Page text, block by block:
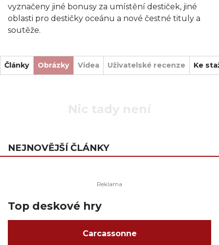
vyznačeny jiné bonusy za umístění destiček, jiné
oblasti pro destičky oceánu a nové čestné tituly a
soutěže.
Články Obrázky Videa Uživatelské recenze Ke
NEJNOVĚJŠÍ ČLÁNKY
Top deskové hry
Carcassonne